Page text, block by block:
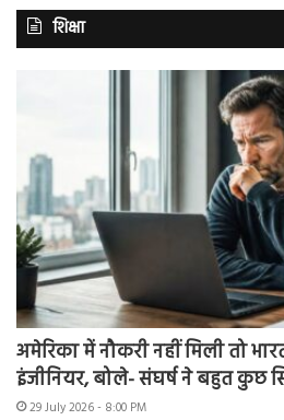
शिक्षा
अमेरिका में नौकरी नहीं मिली तो
इंजीनियर, बोले- संघर्ष ने बहुत कुछ
29 July 2026 - 8:00 PM